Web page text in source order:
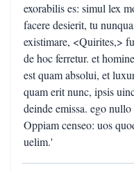
exorabilis es: simul lex
facere desierit, tu
existimare, <Quirites,>
de hoc ferretur. et
est quam absolui, et
quam erit nunc, ipsis
deinde emissa. ego
Oppiam censeo: uos
uelim.'